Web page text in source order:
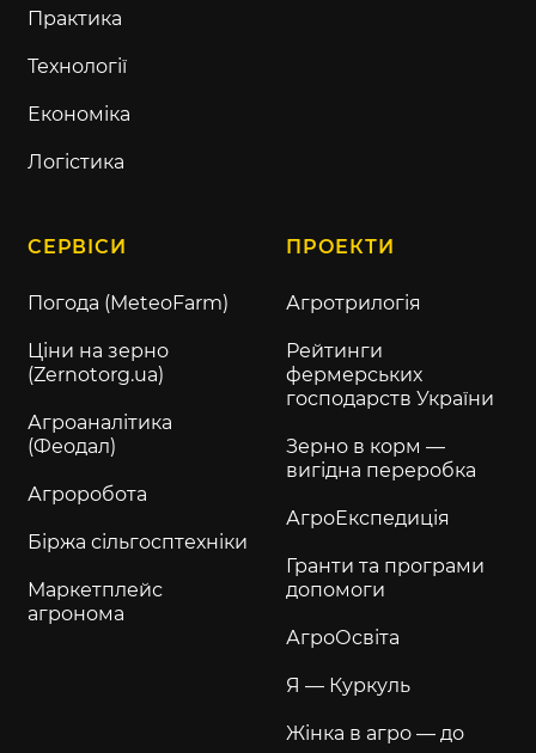
Практика
Технології
Економіка
Логістика
СЕРВІСИ
Погода (MeteoFarm)
Ціни на зерно
(Zernotorg.ua)
Агроаналітика
(Феодал)
Агроробота
Біржа сільгосптехніки
Маркетплейс
агронома
ПРОЕКТИ
Агротрилогія
Рейтинги
фермерських
господарств України
Зерно в корм —
вигідна переробка
АгроЕкспедиція
Гранти та програми
допомоги
АгроОсвіта
Я — Куркуль
Жінка в агро — до